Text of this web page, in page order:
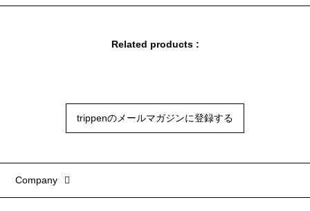
Related products :
trippenのメールマガジンに登録する
Company